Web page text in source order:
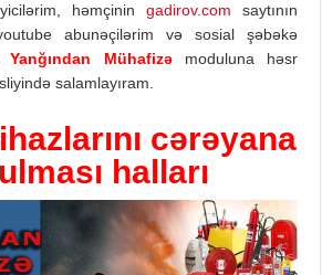
həmçinin gadirov.com saytının
abunəçilərim və sosial şəbəkə
Yanğından Mühafizə
moduluna həsr
salamlayıram.
cərəyana
halları